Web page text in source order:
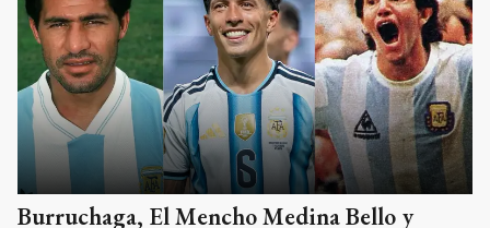
Burruchaga, El Mencho Medina Bello y